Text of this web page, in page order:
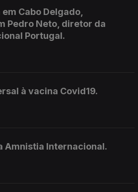
Cabo Delgado,
Pedro Neto, diretor da
Portugal.
à vacina Covid19.
Amnistia Internacional.